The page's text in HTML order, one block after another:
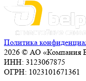
Политика
2026 © АО
ИНН: 3123067875
ОГРН: 1023101671361